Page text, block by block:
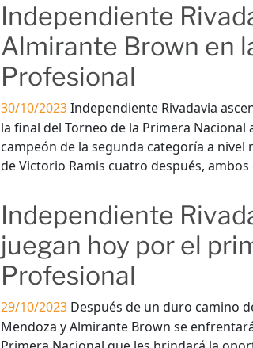
Independiente
Almirante Brown en
Profesional
30/10/2023Independiente Rivadavia
la final del Torneo de la Primera
campeón de la segunda categoría a nivel
de Victorio Ramis cuatro después,
Independiente
juegan hoy por el
Profesional
29/10/2023 Después de un duro camino
Mendoza y Almirante Brown se